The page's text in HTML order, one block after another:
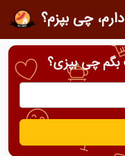
دارم، چی بپزم؟
بگم چی بپزی؟